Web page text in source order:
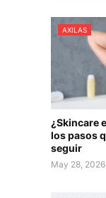
AXILAS
¿Skincare
los pasos
seguir
May 28, 2026